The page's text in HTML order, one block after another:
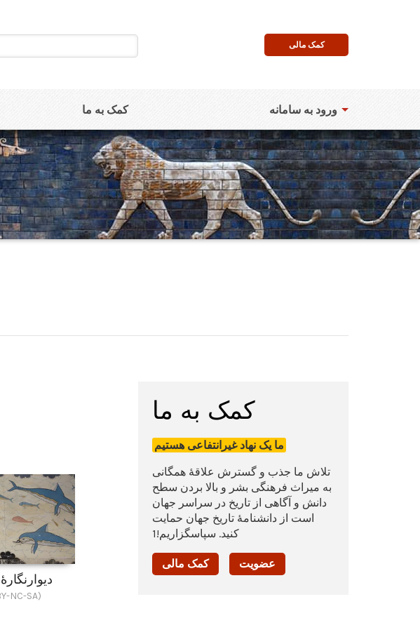
کمک مالی
کمک به ما ورود به سامانه
NC-SA)
کمک به ما
ما یک نهاد غیرانتفاعی هستیم
تلاش ما جذب و گسترش علاقۀ همگانی
به میراث فرهنگی بشر و بالا بردن سطح
دانش و آگاهی از تاریخ در سراسر جهان
است از دانشنامۀ تاریخ جهان حمایت
کنید. سپاسگزاریم!1
کمک مالی عضویت